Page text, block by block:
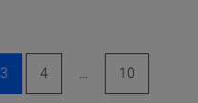
3 4 … 10